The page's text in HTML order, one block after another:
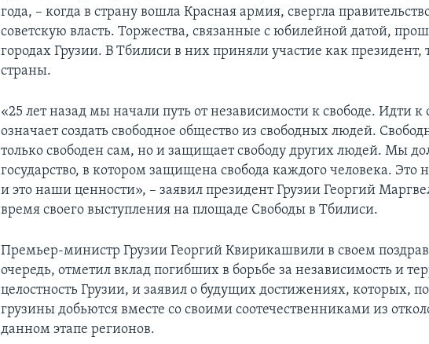
года, – когда в страну вошла Красная армия, свергла
советскую власть. Торжества, связанные с юбилейной датой,
городах Грузии. В Тбилиси в них приняли участие как президент,
страны.
«25 лет назад мы начали путь от независимости к свободе. Идти к
означает создать свободное общество из свободных людей.
только свободен сам, но и защищает свободу других людей. Мы
государство, в котором защищена свобода каждого человека.
и это наши ценности», – заявил президент Грузии Георгий
время своего выступления на площаде Свободы в Тбилиси.
Премьер-министр Грузии Георгий Квирикашвили в своем
очередь, отметил вклад погибших в борьбе за независимость и
целостность Грузии, и заявил о будущих достижениях, которых,
грузины добьются вместе со своими соотечественниками из
данном этапе регионов.